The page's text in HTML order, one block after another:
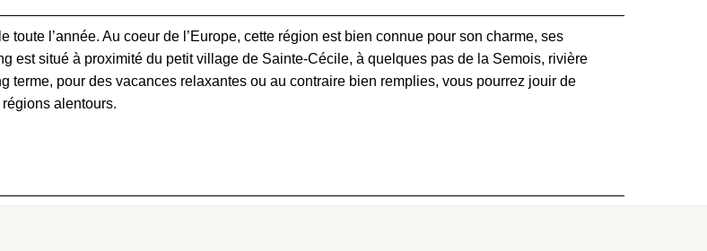
l’année. Au coeur de l’Europe, cette région est bien connue pour son charme, ses
est situé à proximité du petit village de Sainte-Cécile, à quelques pas de la Semois, rivière
terme, pour des vacances relaxantes ou au contraire bien remplies, vous pourrez jouir de
alentours.